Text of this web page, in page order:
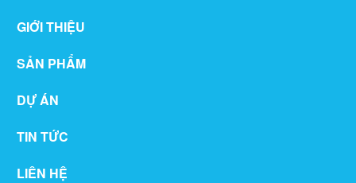
GIỚI THIỆU
SẢN PHẨM
DỰ ÁN
TIN TỨC
LIÊN HỆ